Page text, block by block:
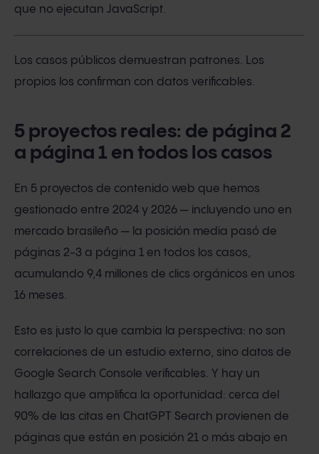
que no ejecutan JavaScript.
Los casos públicos demuestran patrones. Los
propios los confirman con datos verificables.
5 proyectos reales: de página 2
a página 1 en todos los casos
En 5 proyectos de contenido web que hemos
gestionado entre 2024 y 2026 — incluyendo uno en
mercado brasileño — la posición media pasó de
páginas 2-3 a página 1 en todos los casos,
acumulando 9,4 millones de clics orgánicos en unos
16 meses.
Esto es justo lo que cambia la perspectiva: no son
correlaciones de un estudio externo, sino datos de
Google Search Console verificables. Y hay un
hallazgo que amplifica la oportunidad: cerca del
90% de las citas en ChatGPT Search provienen de
páginas que están en posición 21 o más abajo en